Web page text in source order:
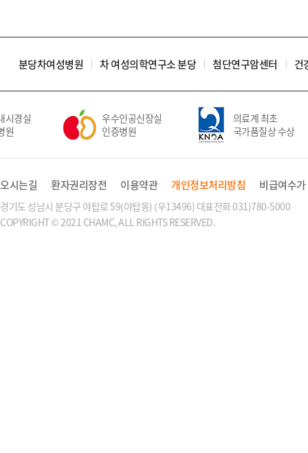
분당차여성병원 차 여성의학연구소 분당 첨단연구암센터 건
경실
우수인공신장실
인증병원
의료계 최초
국가품질상 수상
오시는길 환자권리장전 이용약관 개인정보처리방침 비급여수가
경기도 성남시 분당구 야탑로 59(야탑동) (우13496) 대표전화 031)780-5000
COPYRIGHT © 2021 CHAMC, ALL RIGHTS RESERVED.